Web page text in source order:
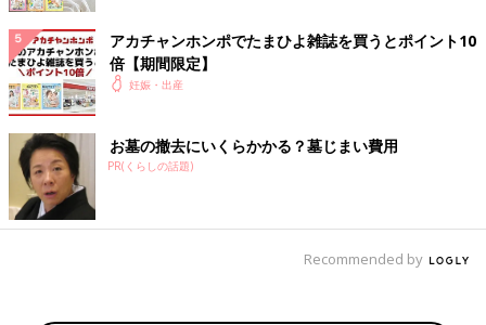
アカチャンホンポでたまひよ雑誌を買うとポイント10
倍【期間限定】
妊娠・出産
お墓の撤去にいくらかかる？墓じまい費用
PR(くらしの話題)
Recommended by